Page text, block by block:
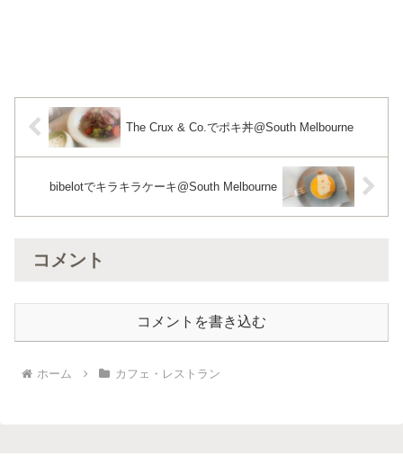
The Crux & Co.でポキ丼@South Melbourne
bibelotでキラキラケーキ@South Melbourne
コメント
コメントを書き込む
ホーム カフェ・レストラン